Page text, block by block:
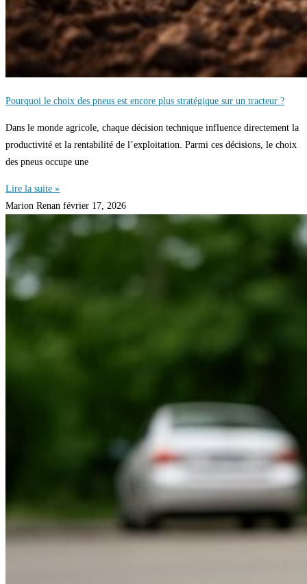
Pourquoi le choix des pneus est encore plus stratégique sur un tracteur ?
Dans le monde agricole, chaque décision technique influence directement la
productivité et la rentabilité de l’exploitation. Parmi ces décisions, le choix
des pneus occupe une
Lire la suite »
Marion Renan février 17, 2026